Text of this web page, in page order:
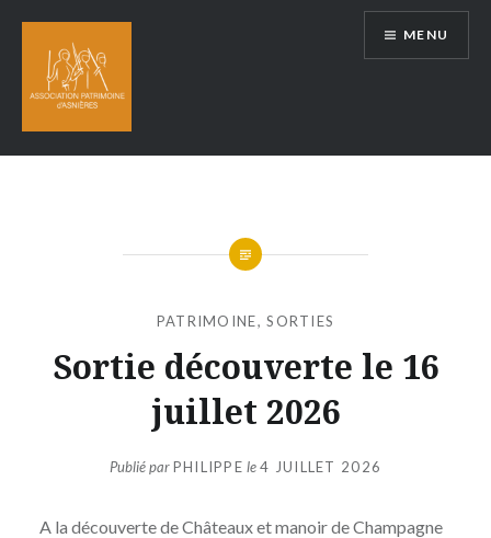
contenu
MENU
PATRIMOINE,SORTIES
Sortie découverte le 16
juillet 2026
Publié parPHILIPPE le4 JUILLET 2026
A la découverte de Châteaux et manoir de Champagne